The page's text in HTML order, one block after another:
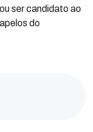
ser candidato ao
do